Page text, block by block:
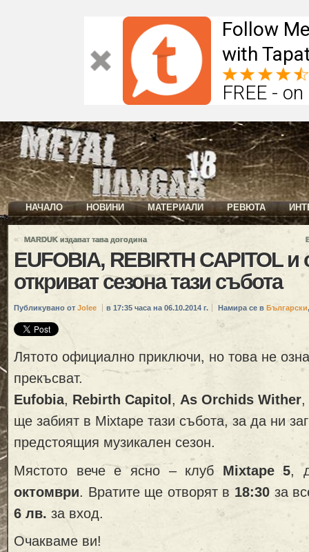
Follow
with
FREE -
НАЧАЛО НОВИНИ МАТЕРИАЛИ РЕВЮТА
« MARDUK издават тава догодина
EUFOBIA, REBIRTH CAPITOL
откриват сезона тази събота
Публикувано от Jolee в 17:35 часа на 06.10.2014 г. Намира се в Български
Лятото официално приключи, но това не
прекъсват.
Eufobia, Rebirth Capitol , As Orchids Wither,
ще забият в Mixtape тази събота, за да ни
предстоящия музикален сезон.
Мястото вече е ясно – клуб Mixtape 5,
октомври. Вратите ще отворят в 18:30 за
6 лв. за вход.
Очакваме ви!